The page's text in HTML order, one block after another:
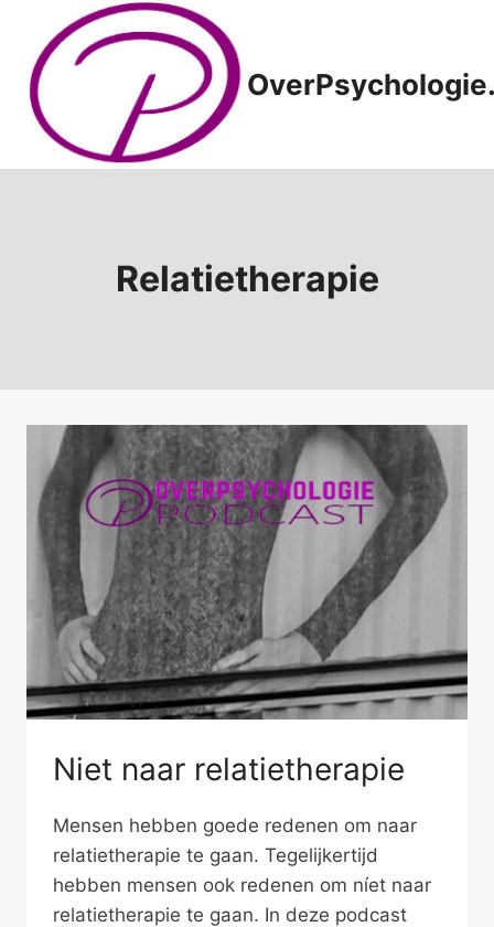
Doorgaan
inhoud
Relatietherapie
Niet naar relatietherapie
Mensen hebben goede redenen om naar
relatietherapie te gaan. Tegelijkertijd
hebben mensen ook redenen om níet naar
relatietherapie te gaan. In deze podcast